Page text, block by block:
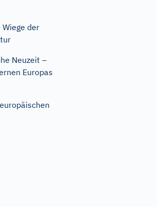
der
Neuzeit –
Europas